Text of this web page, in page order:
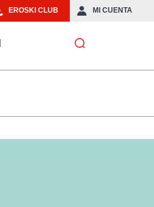
EROSKI CLUB MI CUENTA